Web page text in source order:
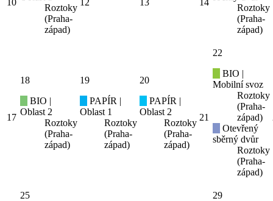
Roztoky
(Praha-
západ)
Roztoky
(Praha-
západ)
17
18
BIO |
Oblast 2
Roztoky
(Praha-
západ)
19
PAPÍR |
Oblast 1
Roztoky
(Praha-
západ)
20
PAPÍR |
Oblast 2
Roztoky
(Praha-
západ)
21
22
BIO |
Mobilní svoz
Roztoky
(Praha-
západ)
Otevřený
sběrný dvůr
Roztoky
(Praha-
západ)
25
29